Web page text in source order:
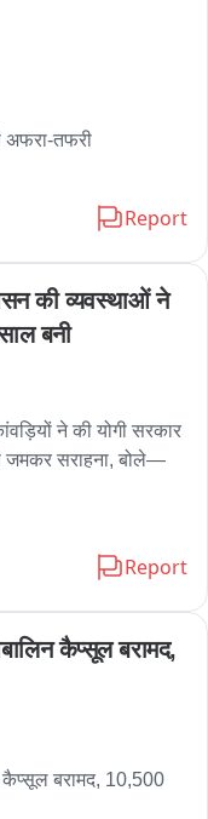
अफरा-तफरी
प्रभावित लाइन की
टीम ने तत्काल केबल
कर स्थिति पर पाया
Report
की व्यवस्थाओं ने
बनी
ने की योगी सरकार
जमकर सराहना, बोले—
सरकार और अमरोहा
विश्राम और प्रकाश
बेहद सुगम और
के पुलिस अधीक्षक
कि श्रद्धालुओं की
है। उन्होंने बताया कि
यातायात नियमों का
के दौरान सहयोग भी
Report
कैप्सूल बरामद,
कैप्सूल बरामद, 10,500